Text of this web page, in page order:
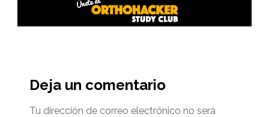
del
lector
Deja un comentario
Tu dirección de correo electrónico no será